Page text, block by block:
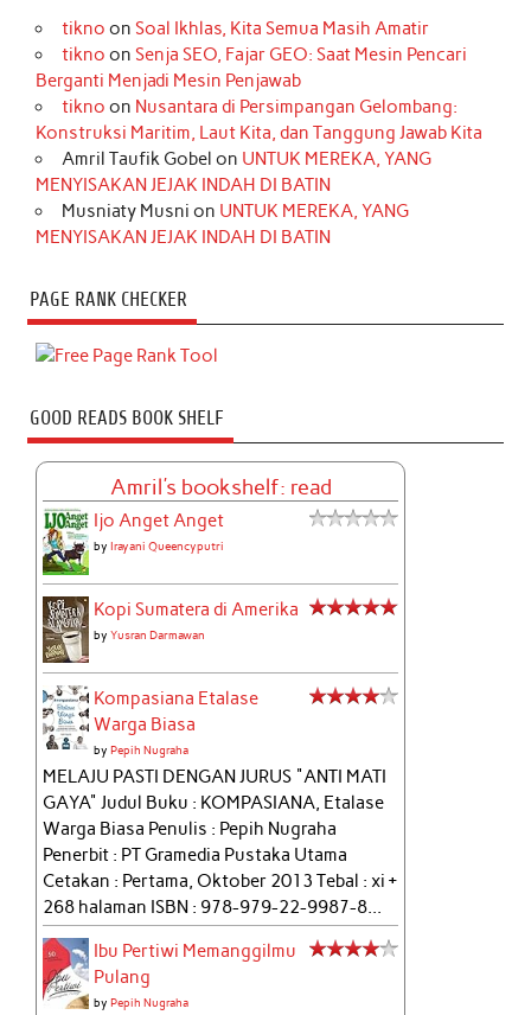
tikno on Soal Ikhlas, Kita Semua Masih Amatir
tikno on Senja SEO, Fajar GEO: Saat Mesin Pencari
Berganti Menjadi Mesin Penjawab
tikno on Nusantara di Persimpangan Gelombang:
Konstruksi Maritim, Laut Kita, dan Tanggung Jawab Kita
Amril Taufik Gobel on UNTUK MEREKA, YANG
MENYISAKAN JEJAK INDAH DI BATIN
Musniaty Musni on UNTUK MEREKA, YANG
MENYISAKAN JEJAK INDAH DI BATIN
PAGE RANK CHECKER
GOOD READS BOOK SHELF
Amril's bookshelf: read
Ijo Anget Anget
byIrayani Queencyputri
Kopi Sumatera di Amerika
byYusran Darmawan
Kompasiana Etalase
Warga Biasa
byPepih Nugraha
MELAJU PASTI DENGAN JURUS "ANTI MATI
GAYA" Judul Buku : KOMPASIANA, Etalase
Warga Biasa Penulis : Pepih Nugraha
Penerbit : PT Gramedia Pustaka Utama
Cetakan : Pertama, Oktober 2013 Tebal : xi +
268 halaman ISBN : 978-979-22-9987-8...
Ibu Pertiwi Memanggilmu
Pulang
byPepih Nugraha